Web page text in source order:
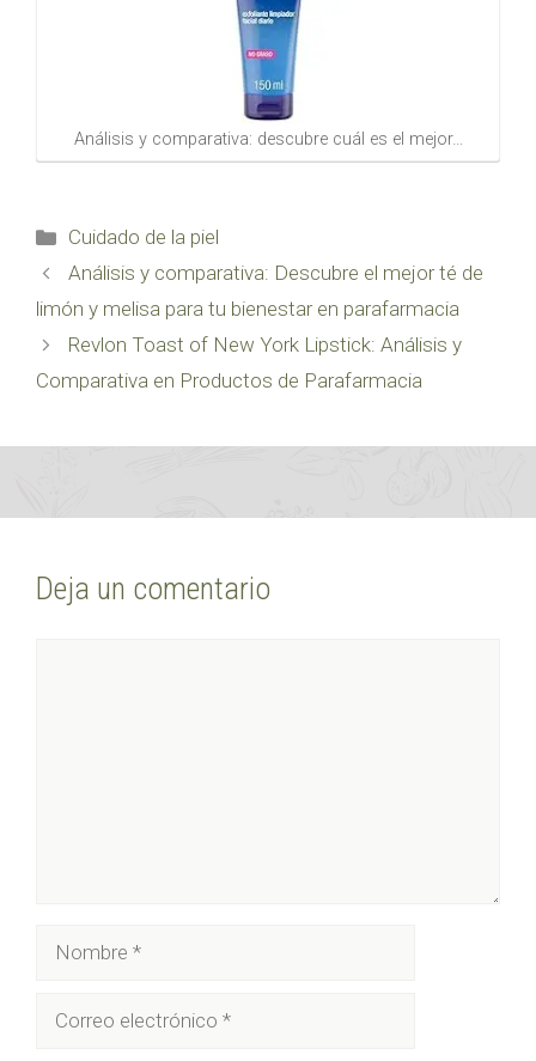
Análisis y comparativa: descubre cuál es el mejor…
Categorías
Cuidado de la piel
Análisis y comparativa: Descubre el mejor té de
limón y melisa para tu bienestar en parafarmacia
Revlon Toast of New York Lipstick: Análisis y
Comparativa en Productos de Parafarmacia
Deja un comentario